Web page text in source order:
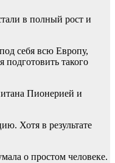
в полный рост и
себя всю Европу,
подготовить такого
Пионерией и
Хотя в результате
о простом человеке.